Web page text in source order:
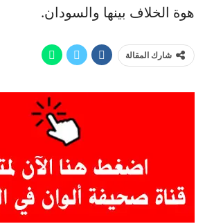
هوة الخلاف بينها والسودان.
شارك المقالة